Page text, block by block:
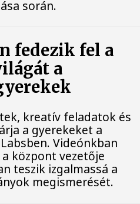
során.
fedezik fel a
a
kreatív feladatok és
a gyerekeket a
Videónkban
központ vezetője
teszik izgalmassá a
megismerését.